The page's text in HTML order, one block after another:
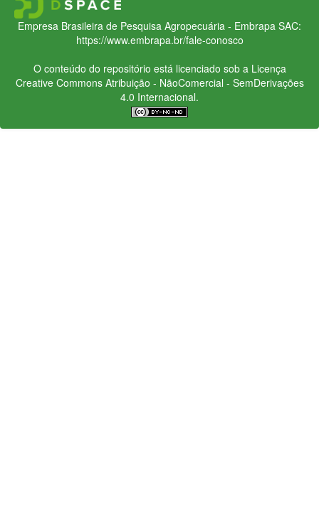
Empresa Brasileira de Pesquisa Agropecuária - Embrapa SAC:
https://www.embrapa.br/fale-conosco
O conteúdo do repositório está licenciado sob a Licença
Creative CommonsAtribuição - NãoComercial - SemDerivações
4.0 Internacional.